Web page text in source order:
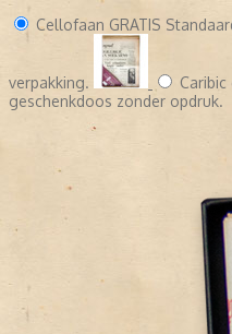
Cellofaan GRATIS
verpakking.
geschenkdoos zonder opdruk.